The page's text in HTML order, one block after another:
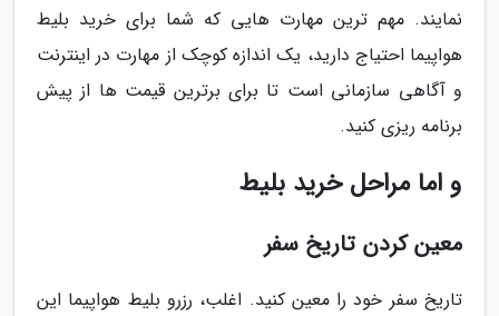
نمایند. مهم ترین مهارت هایی که شما برای خرید بلیط
هواپیما احتیاج دارید، یک اندازه کوچک از مهارت در اینترنت
و آگاهی سازمانی است تا برای برترین قیمت ها از پیش
برنامه ریزی کنید.
و اما مراحل خرید بلیط
معین کردن تاریخ سفر
تاریخ سفر خود را معین کنید. اغلب، رزرو بلیط هواپیما این